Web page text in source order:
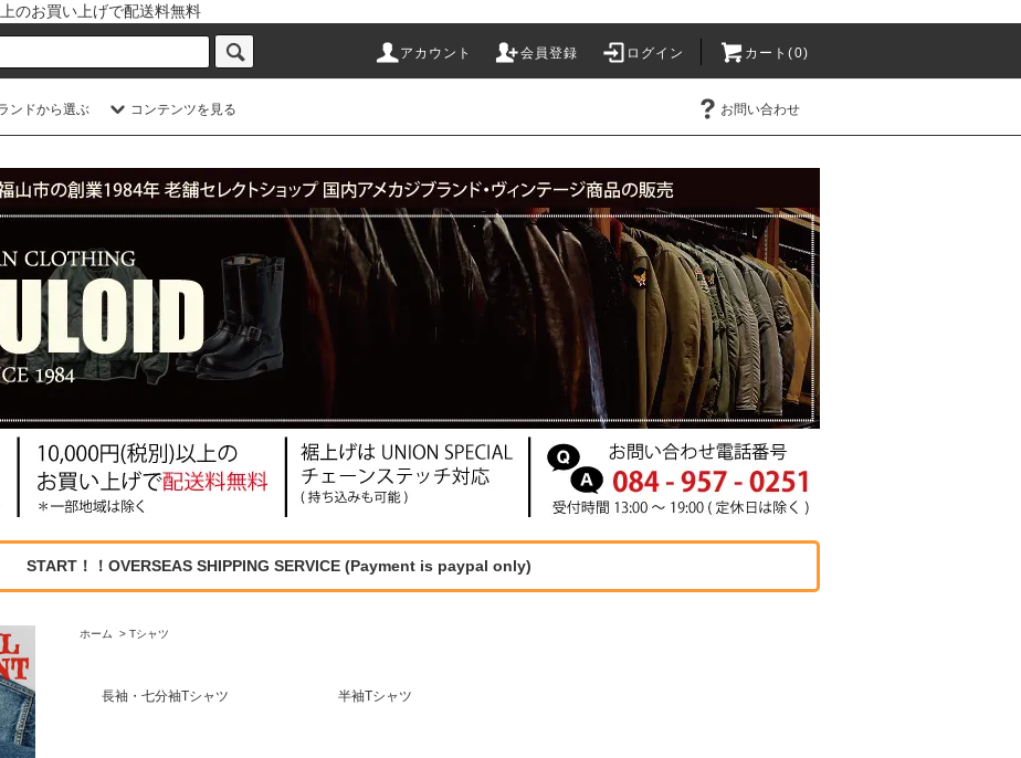
のお買い上げで配送料無料
アカウント 会員登録 ログイン カート(0)
ンドから選ぶ コンテンツを見る お問い合わせ
START！！OVERSEAS SHIPPING SERVICE (Payment is paypal only)
ホーム > Tシャツ
長袖・七分袖Tシャツ 半袖Tシャツ